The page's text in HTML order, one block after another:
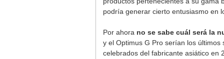
podría generar cierto entusiasmo en
Por ahora no se sabe cuál será la
y el Optimus G Pro serían los
celebrados del fabricante asiático en